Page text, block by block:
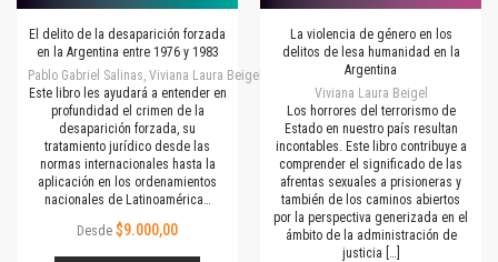
El delito de la desaparición forzada
en la Argentina entre 1976 y 1983
Pablo Gabriel Salinas, Viviana Laura Beigel
Este libro les ayudará a entender en
profundidad el crimen de la
desaparición forzada, su
tratamiento jurídico desde las
normas internacionales hasta la
aplicación en los ordenamientos
nacionales de Latinoamérica…
Desde $9.000,00
La violencia de género en los
delitos de lesa humanidad en la
Argentina
Viviana Laura Beigel
Los horrores del terrorismo de
Estado en nuestro país resultan
incontables. Este libro contribuye a
comprender el significado de las
afrentas sexuales a prisioneras y
también de los caminos abiertos
por la perspectiva generizada en el
ámbito de la administración de
justicia […]